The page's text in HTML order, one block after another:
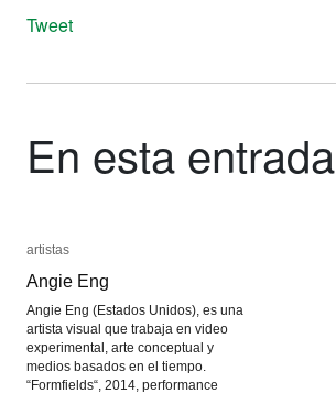
Tweet
En esta entrada
artistas
Angie Eng
Angie Eng (Estados Unidos), es una
artista visual que trabaja en video
experimental, arte conceptual y
medios basados en el tiempo.
“Formfields“, 2014, performance
artistas
Angie Eng